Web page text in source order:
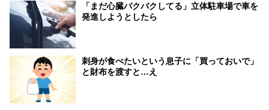
「まだ心臓バクバクしてる」立体駐車場で車を
発進しようとしたら
刺身が食べたいという息子に「買っておいで」
と財布を渡すと…え